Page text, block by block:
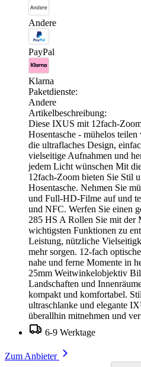
Andere
PayPal
Klarna
Paketdienste:
Andere
Artikelbeschreibung:
Diese IXUS mit 12fach-
Hosentasche - mühelos
die ultraflaches Design,
vielseitige Aufnahmen und
jedem Licht wünschen Mit
12fach-Zoom bieten Sie Stil
Hosentasche. Nehmen Sie
und Full-HD-Filme auf und
und NFC. Werfen Sie einen
285 HS A Rollen Sie mit der
wichtigsten Funktionen zu
Leistung, nützliche
mehr sorgen. 12-fach
nahe und ferne Momente in
25mm Weitwinkelobjektiv
Landschaften und
kompakt und komfortabel.
ultraschlanke und elegante
überallhin mitnehmen und
6-9 Werktage
Zum Anbieter